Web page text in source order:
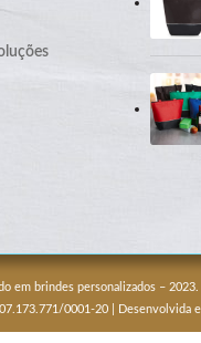
em brindes personalizados –
0001-20 | Desenvolvida